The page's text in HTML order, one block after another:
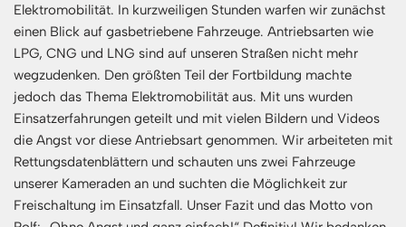
Elektromobilität. In kurzweiligen Stunden warfen wir zunächst
einen Blick auf gasbetriebene Fahrzeuge. Antriebsarten wie
LPG, CNG und LNG sind auf unseren Straßen nicht mehr
wegzudenken. Den größten Teil der Fortbildung machte
jedoch das Thema Elektromobilität aus. Mit uns wurden
Einsatzerfahrungen geteilt und mit vielen Bildern und Videos
die Angst vor diese Antriebsart genommen. Wir arbeiteten mit
Rettungsdatenblättern und schauten uns zwei Fahrzeuge
unserer Kameraden an und suchten die Möglichkeit zur
Freischaltung im Einsatzfall. Unser Fazit und das Motto von